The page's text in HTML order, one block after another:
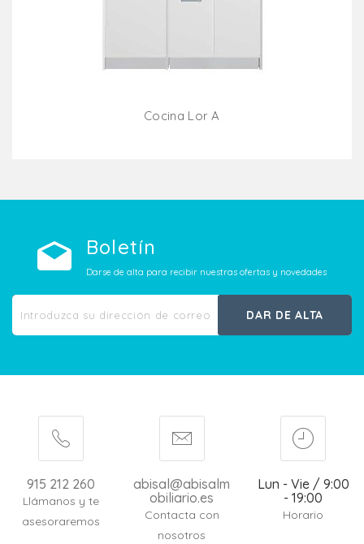
Cocina Lor A
Boletín
Darse de alta para recibir nuestras ofertas y novedades
DAR DE ALTA
915 212 260
Llámanos y te
asesoraremos
abisal@abisalm
obiliario.es
Contacta con
nosotros
Lun - Vie / 9:00
- 19:00
Horario